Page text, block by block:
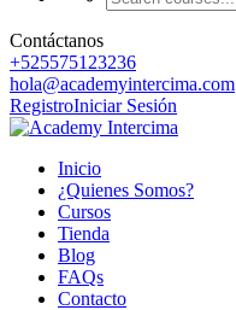
Contáctanos
+525575123236
hola@academyintercima.com
RegistroIniciar Sesión
Inicio
¿Quienes Somos?
Cursos
Tienda
Blog
FAQs
Contacto